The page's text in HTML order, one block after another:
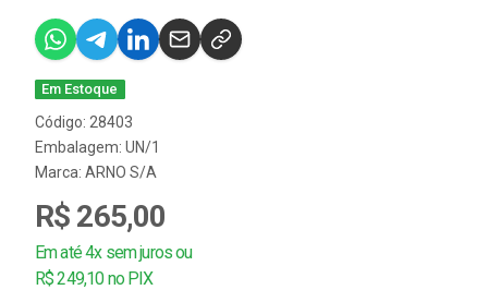
Em Estoque
Código: 28403
Embalagem: UN/1
Marca: ARNO S/A
R$ 265,00
Em até 4x sem juros ou
R$ 249,10 no PIX